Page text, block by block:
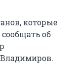
которые
об